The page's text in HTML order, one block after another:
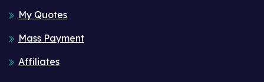
My Quotes
Mass Payment
Affiliates